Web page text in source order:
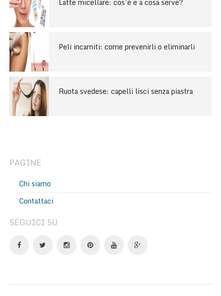
Latte micellare: cos’è e a cosa serve?
Peli incarniti: come prevenirli o eliminarli
Ruota svedese: capelli lisci senza piastra
PAGINE
Chi siamo
Contattaci
SEGUICI SU